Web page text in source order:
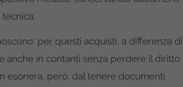
per questi acquisti, a differenza di
anche in contanti senza perdere il diritto
esonera, però, dal tenere documenti